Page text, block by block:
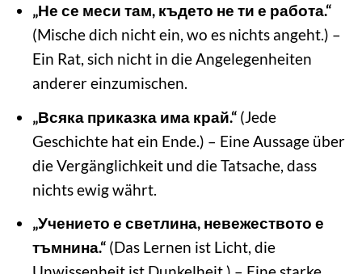
„Не се меси там, където не ти е работа.“
(Mische dich nicht ein, wo es nichts angeht.) –
Ein Rat, sich nicht in die Angelegenheiten
anderer einzumischen.
„Всяка приказка има край.“(Jede
Geschichte hat ein Ende.) – Eine Aussage über
die Vergänglichkeit und die Tatsache, dass
nichts ewig währt.
„Учението е светлина, невежеството е
тъмнина.“(Das Lernen ist Licht, die